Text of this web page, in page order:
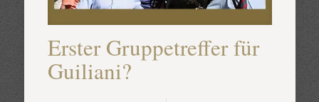
Erster Gruppetreffer für
Guiliani?